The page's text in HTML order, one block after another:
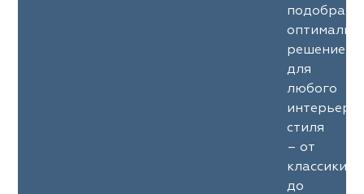
подобрать
решение
для
любого
стиля
– от
классики
до